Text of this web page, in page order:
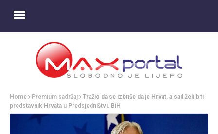
Home Premium sadržaj
Tražio da se izbriše da je Hrvat, a sad želi biti
predstavnik Hrvata u Predsjedništvu BiH